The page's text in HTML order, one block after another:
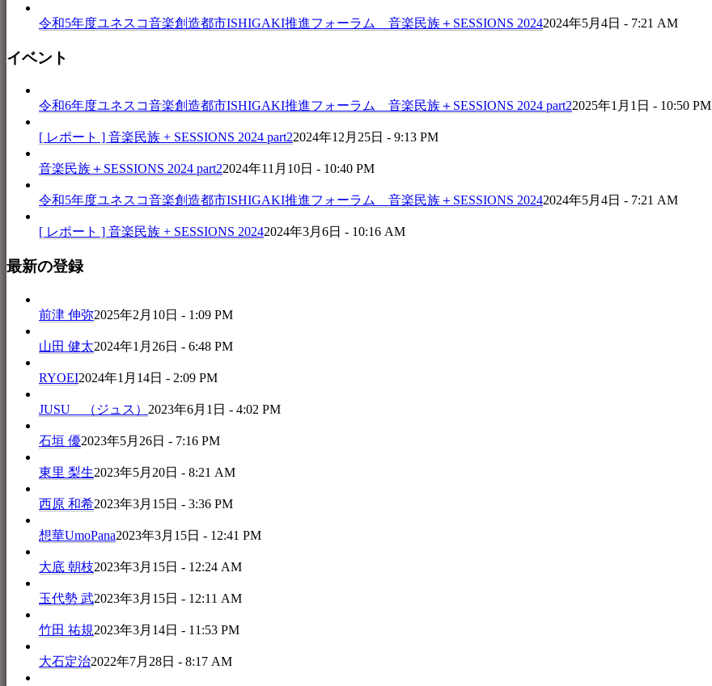
令和5年度ユネスコ音楽創造都市ISHIGAKI推進フォーラム 音楽民族＋SESSIONS 20242024年5月4日 - 7:21 AM
イベント
令和6年度ユネスコ音楽創造都市ISHIGAKI推進フォーラム 音楽民族＋SESSIONS 2024 part22025年1月1日 - 10:50 PM
[ レポート ] 音楽民族 + SESSIONS 2024 part22024年12月25日 - 9:13 PM
音楽民族＋SESSIONS 2024 part22024年11月10日 - 10:40 PM
令和5年度ユネスコ音楽創造都市ISHIGAKI推進フォーラム 音楽民族＋SESSIONS 20242024年5月4日 - 7:21 AM
[ レポート ] 音楽民族 + SESSIONS 20242024年3月6日 - 10:16 AM
最新の登録
前津 伸弥2025年2月10日 - 1:09 PM
山田 健太2024年1月26日 - 6:48 PM
RYOEI2024年1月14日 - 2:09 PM
JUSU （ジュス） 2023年6月1日 - 4:02 PM
石垣 優2023年5月26日 - 7:16 PM
東里 梨生2023年5月20日 - 8:21 AM
西原 和希2023年3月15日 - 3:36 PM
想華UmoPana2023年3月15日 - 12:41 PM
大底 朝枝2023年3月15日 - 12:24 AM
玉代勢 武2023年3月15日 - 12:11 AM
竹田 祐規2023年3月14日 - 11:53 PM
大石定治2022年7月28日 - 8:17 AM